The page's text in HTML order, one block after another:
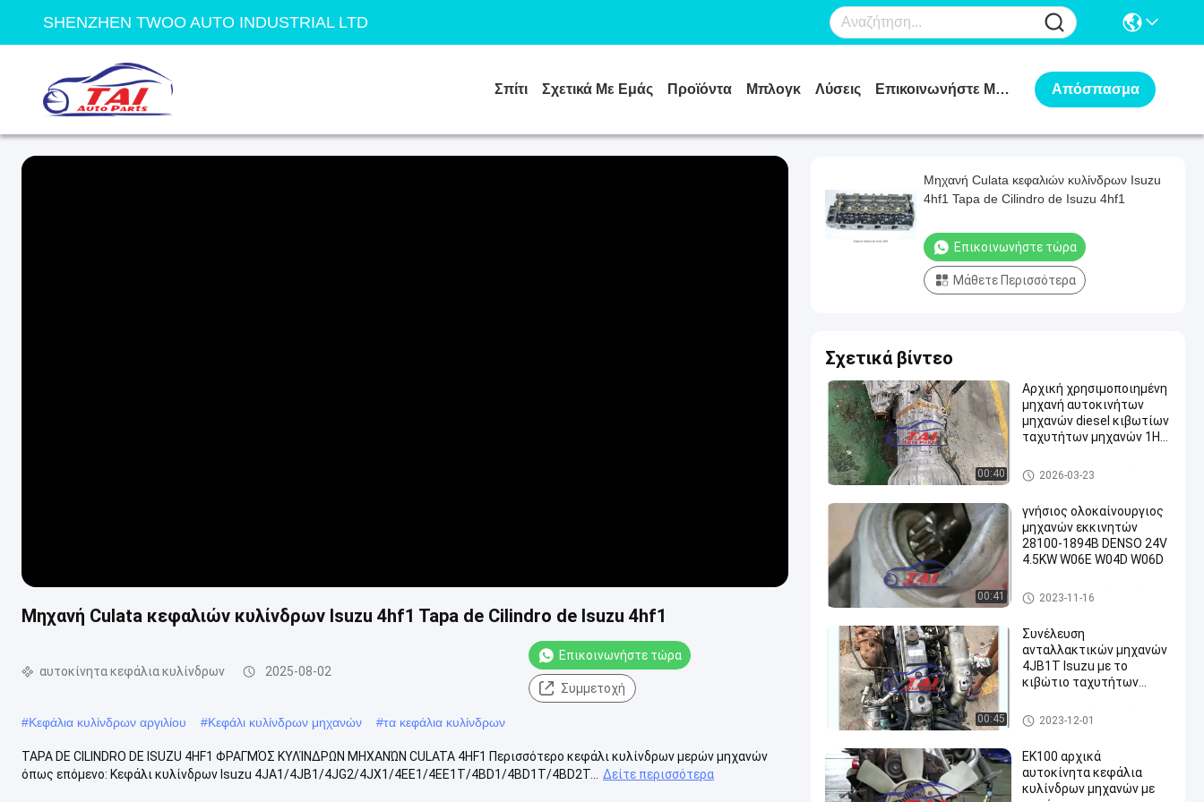
SHENZHEN TWOO AUTO INDUSTRIAL LTD
Σπίτι Σχετικά Με Εμάς Προϊόντα Μπλογκ Λύσεις Επικοινωνήστε Μαζί Μας Απόσπασμα
Μηχανή Culata κεφαλιών κυλίνδρων Isuzu 4hf1 Tapa de Cilindro de Isuzu 4hf1
αυτοκίνητα κεφάλια κυλίνδρων 2025-08-02
Επικοινωνήστε τώρα
Συμμετοχή
#Κεφάλια κυλίνδρων αργιλίου #Κεφάλι κυλίνδρων μηχανών #τα κεφάλια κυλίνδρων
TAPA DE CILINDRO DE ISUZU 4HF1 ΦΡΑΓΜΌΣ ΚΥΛΊΝΔΡΩΝ ΜΗΧΑΝΏΝ CULATA 4HF1 Περισσότερο κεφάλι κυλίνδρων μερών μηχανών
όπως επόμενο: Κεφάλι κυλίνδρων Isuzu 4JA1/4JB1/4JG2/4JX1/4EE1/4EE1T/4BD1/4BD1T/4BD2T...
Δείτε περισσότερα
Μηχανή Culata κεφαλιών κυλίνδρων Isuzu
4hf1 Tapa de Cilindro de Isuzu 4hf1
Επικοινωνήστε τώρα
Μάθετε Περισσότερα
Σχετικά βίντεο
00:40
Αρχική χρησιμοποιημένη
μηχανή αυτοκινήτων
μηχανών diesel κιβωτίων
ταχυτήτων μηχανών 1HZ
Ανταλλακτικά μηχανών της
Toyota
2026-03-23
00:41
γνήσιος ολοκαίνουργιος
μηχανών εκκινητών
28100-1894B DENSO 24V
4.5KW W06E W04D W06D
μηχανή εκκινητών μερών αυ
τοκινήτου
2023-11-16
00:45
Συνέλευση
ανταλλακτικών μηχανών
4JB1T Isuzu με το
κιβώτιο ταχυτήτων
Ανταλλακτικά μηχανών Isuz
u
2023-12-01
EK100 αρχικά
αυτοκίνητα κεφάλια
κυλίνδρων μηχανών με